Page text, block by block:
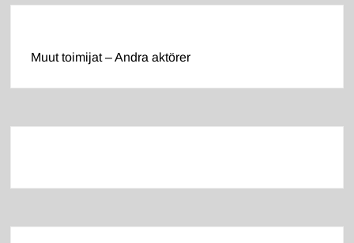
Muut toimijat – Andra aktörer